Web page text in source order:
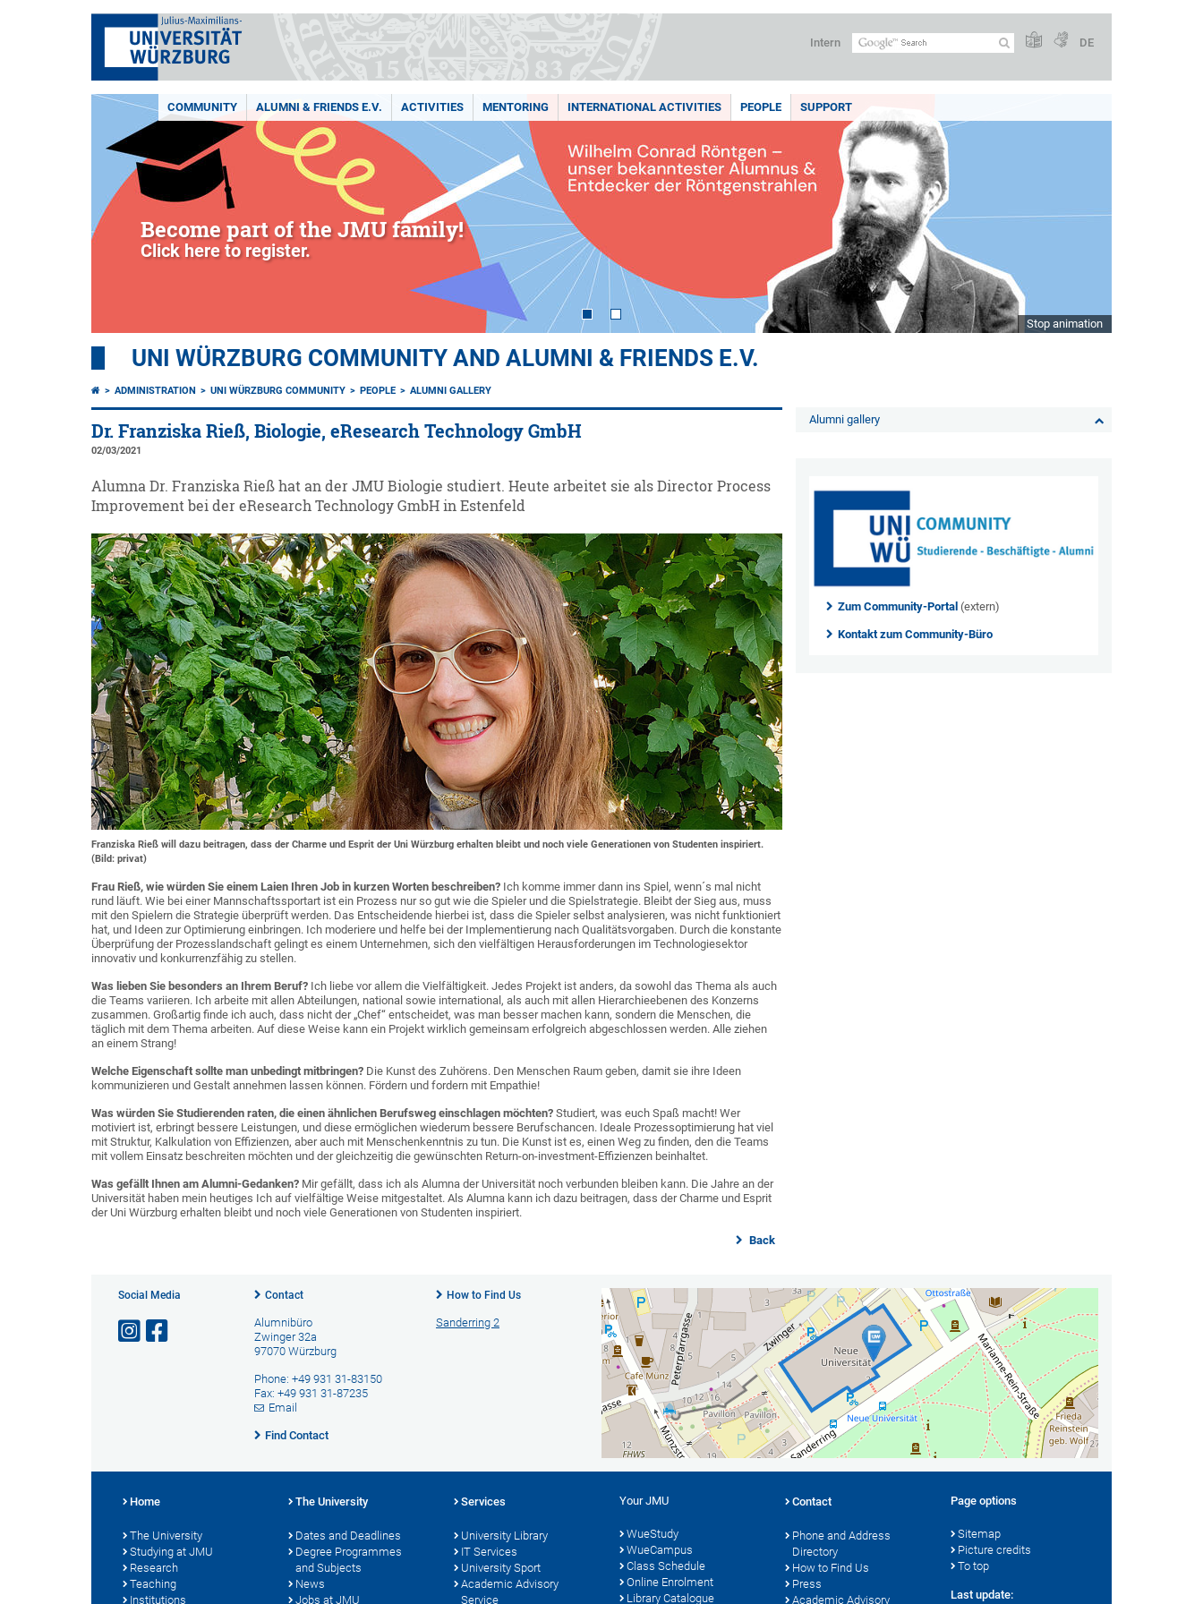
Intern DE
COMMUNITY ALUMNI & FRIENDS E.V. ACTIVITIES MENTORING INTERNATIONAL ACTIVITIES PEOPLE SUPPORT
Become part of the JMU family!
Click here to register.
Stop animation
UNI WÜRZBURG COMMUNITY AND ALUMNI & FRIENDS E.V.
ADMINISTRATION UNI WÜRZBURG COMMUNITY PEOPLE ALUMNI GALLERY
Dr. Franziska Rieß, Biologie, eResearch Technology GmbH
02/03/2021
Alumna Dr. Franziska Rieß hat an der JMU Biologie studiert. Heute arbeitet sie als Director Process
Improvement bei der eResearch Technology GmbH in Estenfeld
Franziska Rieß will dazu beitragen, dass der Charme und Esprit der Uni Würzburg erhalten bleibt und noch viele Generationen von Studenten inspiriert.
(Bild: privat)
Frau Rieß, wie würden Sie einem Laien Ihren Job in kurzen Worten beschreiben? Ich komme immer dann ins Spiel, wenn´s mal nicht
rund läuft. Wie bei einer Mannschaftssportart ist ein Prozess nur so gut wie die Spieler und die Spielstrategie. Bleibt der Sieg aus, muss
mit den Spielern die Strategie überprüft werden. Das Entscheidende hierbei ist, dass die Spieler selbst analysieren, was nicht funktioniert
hat, und Ideen zur Optimierung einbringen. Ich moderiere und helfe bei der Implementierung nach Qualitätsvorgaben. Durch die konstante
Überprüfung der Prozesslandschaft gelingt es einem Unternehmen, sich den vielfältigen Herausforderungen im Technologiesektor
innovativ und konkurrenzfähig zu stellen.
Was lieben Sie besonders an Ihrem Beruf? Ich liebe vor allem die Vielfältigkeit. Jedes Projekt ist anders, da sowohl das Thema als auch
die Teams variieren. Ich arbeite mit allen Abteilungen, national sowie international, als auch mit allen Hierarchieebenen des Konzerns
zusammen. Großartig finde ich auch, dass nicht der „Chef“ entscheidet, was man besser machen kann, sondern die Menschen, die
täglich mit dem Thema arbeiten. Auf diese Weise kann ein Projekt wirklich gemeinsam erfolgreich abgeschlossen werden. Alle ziehen
an einem Strang!
Welche Eigenschaft sollte man unbedingt mitbringen? Die Kunst des Zuhörens. Den Menschen Raum geben, damit sie ihre Ideen
kommunizieren und Gestalt annehmen lassen können. Fördern und fordern mit Empathie!
Was würden Sie Studierenden raten, die einen ähnlichen Berufsweg einschlagen möchten? Studiert, was euch Spaß macht! Wer
motiviert ist, erbringt bessere Leistungen, und diese ermöglichen wiederum bessere Berufschancen. Ideale Prozessoptimierung hat viel
mit Struktur, Kalkulation von Effizienzen, aber auch mit Menschenkenntnis zu tun. Die Kunst ist es, einen Weg zu finden, den die Teams
mit vollem Einsatz beschreiten möchten und der gleichzeitig die gewünschten Return-on-investment-Effizienzen beinhaltet.
Was gefällt Ihnen am Alumni-Gedanken? Mir gefällt, dass ich als Alumna der Universität noch verbunden bleiben kann. Die Jahre an der
Universität haben mein heutiges Ich auf vielfältige Weise mitgestaltet. Als Alumna kann ich dazu beitragen, dass der Charme und Esprit
der Uni Würzburg erhalten bleibt und noch viele Generationen von Studenten inspiriert.
Back
Alumni gallery
Zum Community-Portal (extern)
Kontakt zum Community-Büro
Social Media Contact
Alumnibüro
Zwinger 32a
97070 Würzburg
Phone: +49 931 31-83150
Fax: +49 931 31-87235
Email
Find Contact
How to Find Us
Sanderring 2
Home
The University
Studying at JMU
Research
Teaching
Institutions
The University
Dates and Deadlines
Degree Programmes
and Subjects
News
Jobs at JMU
Services
University Library
IT Services
University Sport
Academic Advisory
Service
Your JMU
WueStudy
WueCampus
Class Schedule
Online Enrolment
Library Catalogue
Contact
Phone and Address
Directory
How to Find Us
Press
Academic Advisory
Page options
Sitemap
Picture credits
To top
Last update: